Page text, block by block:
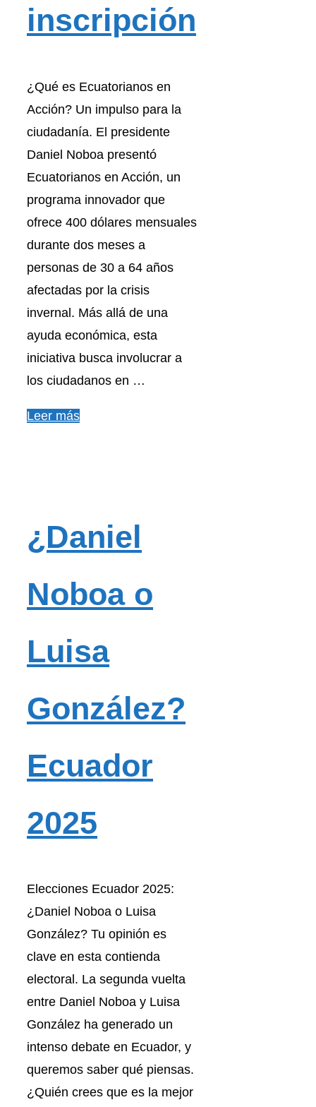
inscripción
¿Qué es Ecuatorianos en
Acción? Un impulso para la
ciudadanía. El presidente
Daniel Noboa presentó
Ecuatorianos en Acción, un
programa innovador que
ofrece 400 dólares mensuales
durante dos meses a
personas de 30 a 64 años
afectadas por la crisis
invernal. Más allá de una
ayuda económica, esta
iniciativa busca involucrar a
los ciudadanos en …
Leer más
¿Daniel
Noboa o
Luisa
González?
Ecuador
2025
Elecciones Ecuador 2025:
¿Daniel Noboa o Luisa
González? Tu opinión es
clave en esta contienda
electoral. La segunda vuelta
entre Daniel Noboa y Luisa
González ha generado un
intenso debate en Ecuador, y
queremos saber qué piensas.
¿Quién crees que es la mejor